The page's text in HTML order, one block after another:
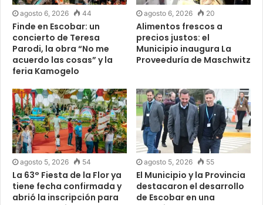
agosto 6, 2026 44
Finde en Escobar: un
concierto de Teresa
Parodi, la obra “No me
acuerdo las cosas” y la
feria Kamogelo
agosto 6, 2026 20
Alimentos frescos a
precios justos: el
Municipio inaugura La
Proveeduría de Maschwitz
agosto 5, 2026 54
La 63° Fiesta de la Flor ya
tiene fecha confirmada y
abrió la inscripción para
agosto 5, 2026 55
El Municipio y la Provincia
destacaron el desarrollo
de Escobar en una